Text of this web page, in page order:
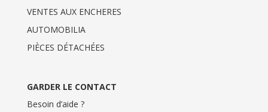
VENTES AUX ENCHERES
AUTOMOBILIA
PIÈCES DÉTACHÉES
GARDER LE CONTACT
Besoin d’aide ?